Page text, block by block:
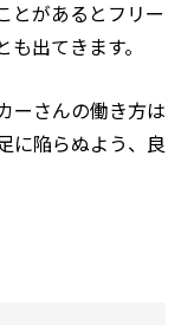
とがあるとフリー
出てきます。
ーさんの働き方は
に陥らぬよう、良